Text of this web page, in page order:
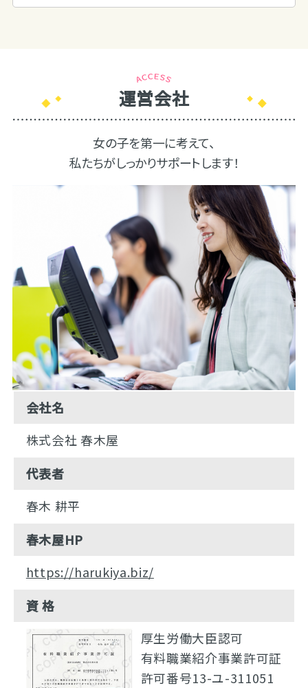
運営会社
女の子を第一に考えて、
私たちがしっかりサポートします！
会社名
株式会社 春木屋
代表者
春木 耕平
春木屋HP
https://harukiya.biz/
資 格
厚生労働大臣認可
有料職業紹介事業許可証
許可番号13-ユ-311051